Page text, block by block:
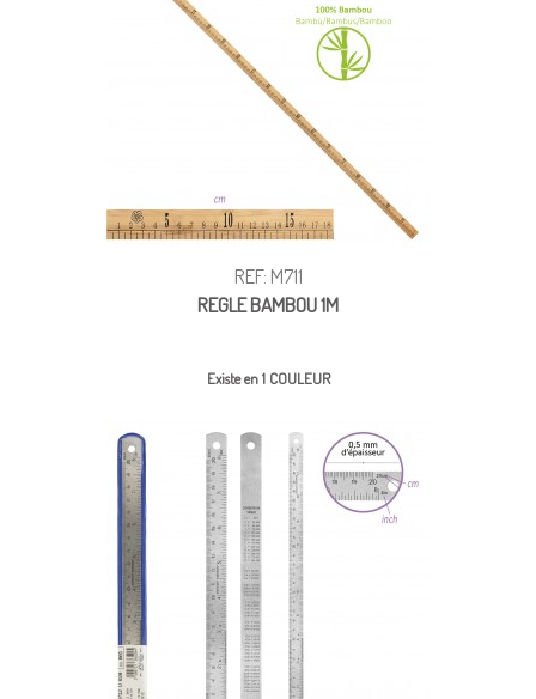
REF: M711
REGLE BAMBOU 1M
Existe en 1 COULEUR